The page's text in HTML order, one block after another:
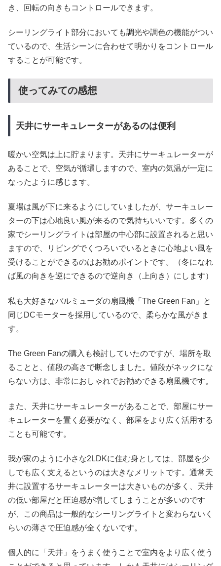
き、回転の向きもコントロールできます。
シーリングライト部分においても調光や調色の機能がつい
ているので、生活シーンに合わせて明かりをコントロール
することが可能です。
使ってみての感想
天井にサーキュレーターがあるのは便利
暖かい空気は上に貯まります。天井にサーキュレーターが
あることで、空気が循環しますので、室内の気温が一定に
なったように感じます。
夏場は風が下に来るようにしていましたが、サーキュレー
ターの下は心地良い風が来るので気持ちいいです。多くの
家でシーリングライトは部屋の中心部に設置されると思い
ますので、リビングでくつろいでいるときに心地よい風を
受けることができるのはお勧めポイントです。（冬になれ
ば風の向きを逆にできるので逆向き（上向き）にします）
私も大好きなバルミューダの扇風機「The Green Fan」と
同じDCモーターを採用しているので、柔らかな風がきま
す。
The Green Fanの購入も検討していたのですが、場所を取
ることと、値段の高さで断念しました。値段がネックにな
らない方は、非常におしゃれでお勧めできる扇風機です。
また、天井にサーキュレーターがあることで、部屋にサー
キュレーターを置く必要がなく、部屋をより広く活用する
ことも可能です。
我が家のように小さな2LDKに住む身としては、部屋を少
しでも広く支えるというのは大きなメリットです。通常天
井に設置するサーキュレーターは大きいものが多く、天井
の低い部屋だと圧迫感が増してしまうことが多いのです
が、この商品は一般的なシーリングライトと変わらないく
らいの薄さで圧迫感が全くないです。
個人的に「天井」をうまく使うことで室内をより広く使う